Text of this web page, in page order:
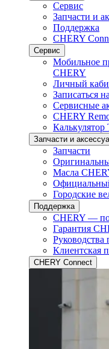
Сервис
Запчасти и
Поддержка
CHERY
Сервис
Мобильное
CHERY
Личный
Записаться
Сервисные
CHERY
Запчасти и
Запчасти
Масла
Городские
Поддержка
CHERY —
Гарантия
Руководства
Клиентская
CHERY Connect